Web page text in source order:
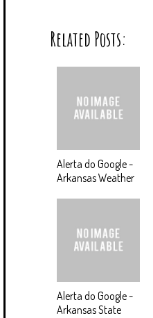
Related Posts:
Alerta do Google -
Arkansas Weather
Alerta do Google -
Arkansas State